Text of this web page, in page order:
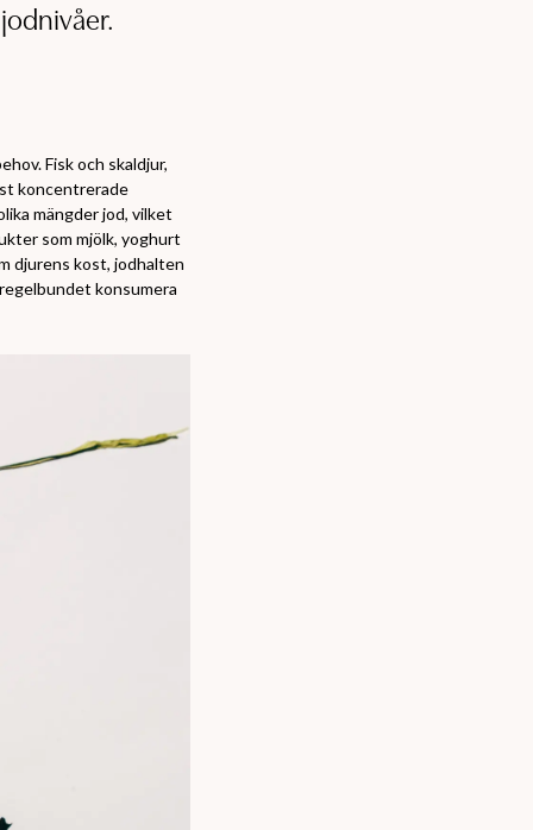
Fisk och skaldjur,
koncentrerade
mängder jod, vilket
som mjölk, yoghurt
djurens kost, jodhalten
konsumera